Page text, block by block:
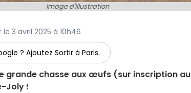
Image d'illustration
le 3 avril 2025 à 10h46
? Ajoutez Sortir à Paris.
grande chasse aux œufs (sur inscription
Joly !